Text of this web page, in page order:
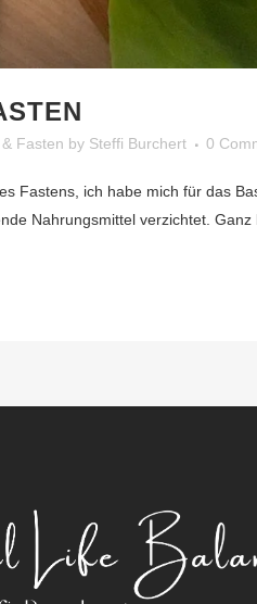
Fasten by Steffi Burchert 0
Fastens, ich habe mich für das
Nahrungsmittel verzichtet.